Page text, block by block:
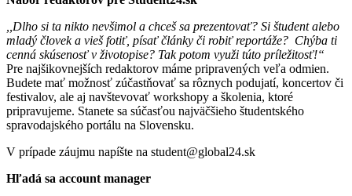
,,Dlho si ta nikto nevšimol a chceš sa prezentovať? Si študent alebo
mladý človek a vieš fotiť, písať články či robiť reportáže? Chýba ti
cenná skúsenosť v životopise? Tak potom využi túto príležitosť!“
Pre najšikovnejších redaktorov máme pripravených veľa odmien.
Budete mať možnosť zúčastňovať sa rôznych podujatí, koncertov či
festivalov, ale aj navštevovať workshopy a školenia, ktoré
pripravujeme. Stanete sa súčasťou najväčšieho študentského
spravodajského portálu na Slovensku.
V prípade záujmu napíšte na student@global24.sk
Hľadá sa account manager